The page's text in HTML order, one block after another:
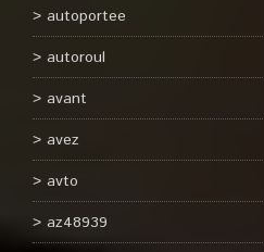
autoportee
autoroul
avant
avez
avto
az48939